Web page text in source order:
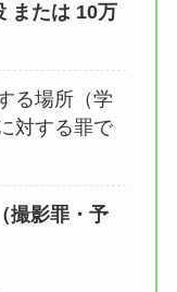
または 10万
る場所（学
対する罪で
撮影罪・予